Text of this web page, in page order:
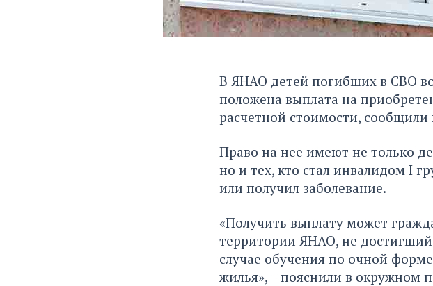
В ЯНАО детей погибших в СВО
положена выплата на
расчетной стоимости,
Право на нее имеют не только
но и тех, кто стал инвалидом I
или получил заболевание.
«Получить выплату может
территории ЯНАО, не достигший
случае обучения по очной
жилья», – пояснили в окружном